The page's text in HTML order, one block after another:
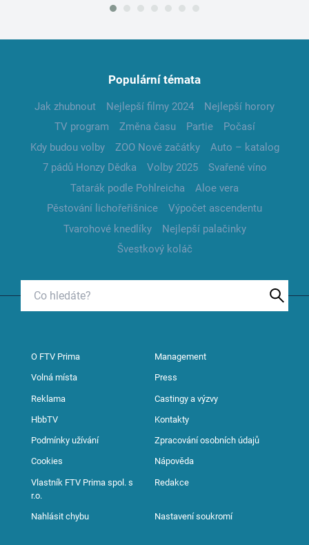
Populární témata
Jak zhubnout Nejlepší filmy 2024
Nejlepší horory
TV program
Změna času Partie
Počasí
Kdy budou volby
ZOO Nové začátky
Auto – katalog
7 pádů Honzy Dědka
Volby 2025
Svařené víno
Tatarák podle Pohlreicha
Aloe vera
Pěstování lichořeřišnice
Výpočet ascendentu
Tvarohové knedlíky
Nejlepší palačinky
Švestkový koláč
O FTV Prima Management
Volná místa Press
Reklama Castingy a výzvy
HbbTV Kontakty
Podmínky užívání Zpracování osobních údajů
Cookies Nápověda
Vlastník FTV Prima spol. s
r.o.
Redakce
Nahlásit chybu Nastavení soukromí